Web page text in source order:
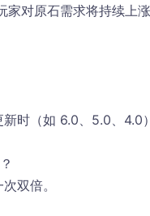
家对原石需求将持续上
时（如 6.0、5.0、4.0
双倍。